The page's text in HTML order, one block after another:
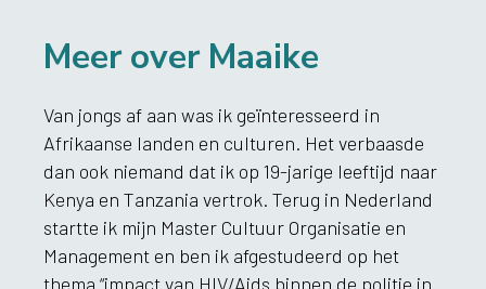
Meer over Maaike
Van jongs af aan was ik geïnteresseerd in
Afrikaanse landen en culturen. Het verbaasde
dan ook niemand dat ik op 19-jarige leeftijd naar
Kenya en Tanzania vertrok. Terug in Nederland
startte ik mijn Master Cultuur Organisatie en
Management en ben ik afgestudeerd op het
thema “impact van HIV/Aids binnen de politie in